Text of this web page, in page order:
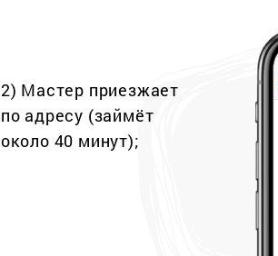
2) Мастер приезжает
по адресу (займёт
около 40 минут);